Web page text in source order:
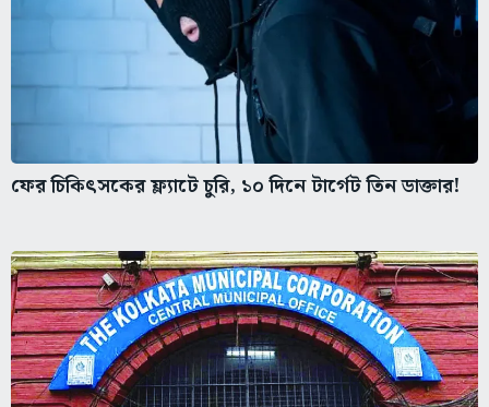
ফের চিকিৎসকের ফ্ল্যাটে চুরি, ১০ দিনে টার্গেট তিন ডাক্তার!